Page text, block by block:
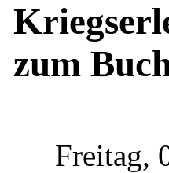
zum
Freitag,